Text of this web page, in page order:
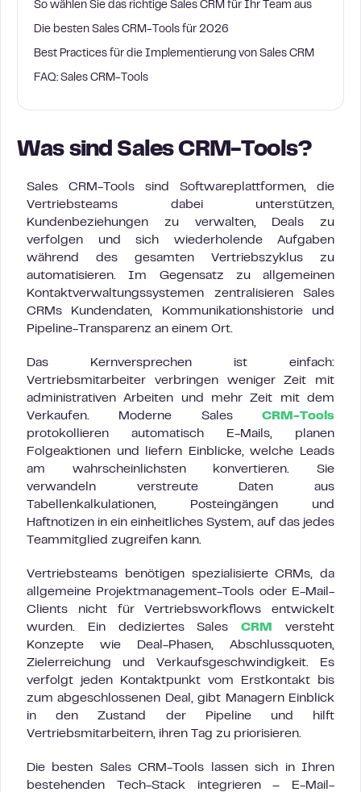
So wählen Sie das richtige Sales CRM für Ihr Team aus
Die besten Sales CRM-Tools für 2026
Best Practices für die Implementierung von Sales CRM
FAQ: Sales CRM-Tools
Was sind Sales CRM-Tools?
Sales CRM-Tools sind Softwareplattformen, die
Vertriebsteams dabei unterstützen,
Kundenbeziehungen zu verwalten, Deals zu
verfolgen und sich wiederholende Aufgaben
während des gesamten Vertriebszyklus zu
automatisieren. Im Gegensatz zu allgemeinen
Kontaktverwaltungssystemen zentralisieren Sales
CRMs Kundendaten, Kommunikationshistorie und
Pipeline-Transparenz an einem Ort.
Das Kernversprechen ist einfach:
Vertriebsmitarbeiter verbringen weniger Zeit mit
administrativen Arbeiten und mehr Zeit mit dem
Verkaufen. Moderne Sales CRM-Tools
protokollieren automatisch E-Mails, planen
Folgeaktionen und liefern Einblicke, welche Leads
am wahrscheinlichsten konvertieren. Sie
verwandeln verstreute Daten aus
Tabellenkalkulationen, Posteingängen und
Haftnotizen in ein einheitliches System, auf das jedes
Teammitglied zugreifen kann.
Vertriebsteams benötigen spezialisierte CRMs, da
allgemeine Projektmanagement-Tools oder E-Mail-
Clients nicht für Vertriebsworkflows entwickelt
wurden. Ein dediziertes SalesCRM
versteht
Konzepte wie Deal-Phasen, Abschlussquoten,
Zielerreichung und Verkaufsgeschwindigkeit. Es
verfolgt jeden Kontaktpunkt vom Erstkontakt bis
zum abgeschlossenen Deal, gibt Managern Einblick
in den Zustand der Pipeline und hilft
Vertriebsmitarbeitern, ihren Tag zu priorisieren.
Die besten Sales CRM-Tools lassen sich in Ihren
bestehenden Tech-Stack integrieren – E-Mail-